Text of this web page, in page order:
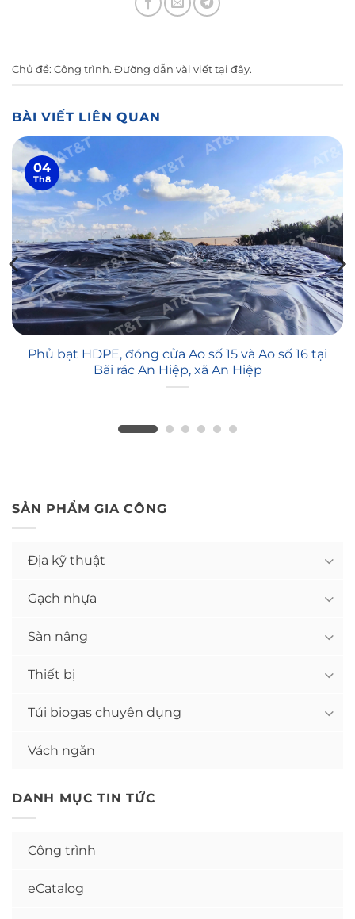
Chủ đề: Công trình. Đường dẫn vài viết tại đây.
BÀI VIẾT LIÊN QUAN
Phủ bạt HDPE, đóng cửa Ao số 15 và Ao số 16 tại
Bãi rác An Hiệp, xã An Hiệp
04
Th8
SẢN PHẨM GIA CÔNG
Địa kỹ thuật
Gạch nhựa
Sàn nâng
Thiết bị
Túi biogas chuyên dụng
Vách ngăn
DANH MỤC TIN TỨC
Công trình
eCatalog